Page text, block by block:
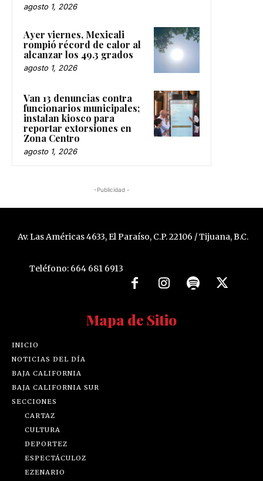
agosto 1, 2026
Ayer viernes, Mexicali
rompió récord de calor al
alcanzar los 49.3 grados
agosto 1, 2026
Van 13 denuncias contra
funcionarios municipales;
instalan kiosco para
reportar extorsiones en
Zona Centro
agosto 1, 2026
-Publicidad -
Av. Las Américas 4633, El Paraíso, C.P. 22106 / Tijuana, B.C.
Teléfono: 664 681 6913
Mapa de Sitio
INICIO
NOTICIAS DEL DÍA
BAJA CALIFORNIA
BAJA CALIFORNIA SUR
SECCIONES
CARTAZ
CULTURA
DEPORTEZ
ESPECTÁCULOZ
EZENARIO